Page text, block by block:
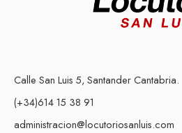
Calle San Luis 5, Santander Cantabria.
(+34)614 15 38 91
administracion@locutoriosanluis.com